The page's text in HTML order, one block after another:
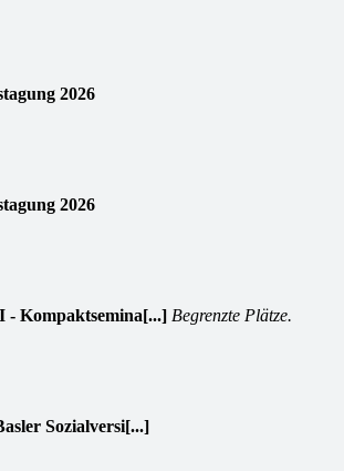
2026
2026
- Kompaktsemina[...] Begrenzte Plätze.
Sozialversi[...]